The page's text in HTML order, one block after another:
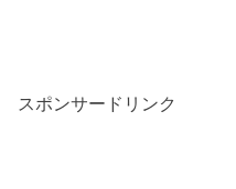
スポンサードリンク